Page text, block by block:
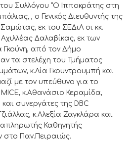
Συλλόγου “Ο Ιπποκράτης στη
, ο Γενικός Διευθυντής της
εκ του ΣΕΔιΛ οι κκ.
Δαλαβίκας, εκ των
Γκούνη, από τον Δήμο
τα στελέχη του Τμήματος
κ.Λία Γκουντρουμπή και
με τον υπεύθυνο για το
κ.Αθανάσιο Κεραμίδα,
συνεργάτες της DBC
κ.Αλεξία Ζαγκλάρα και
Καθηγητής
στο Παν.Πειραιώς.